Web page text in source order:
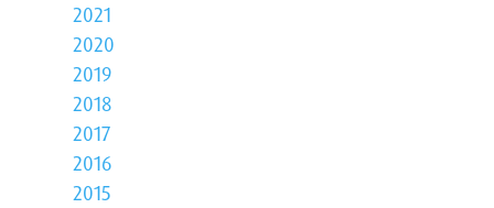
2021
2020
2019
2018
2017
2016
2015